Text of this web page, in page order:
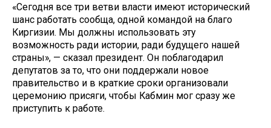
«Сегодня все три ветви власти имеют исторический
шанс работать сообща, одной командой на благо
Киргизии. Мы должны использовать эту
возможность ради истории, ради будущего нашей
страны», — сказал президент. Он поблагодарил
депутатов за то, что они поддержали новое
правительство и в краткие сроки организовали
церемонию присяги, чтобы Кабмин мог сразу же
приступить к работе.